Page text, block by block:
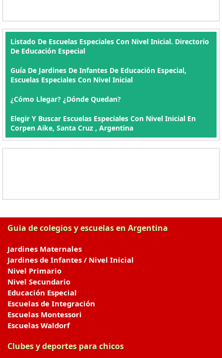
Listado De Escuelas Especiales Con Nivel Inicial. Directorio
De Educación Especial
Guía De Jardines De Infantes De Educación Especial,
Escuelas Especiales Con Nivel Inicial
¿Cómo Llegar? ¿Dónde Quedan?
Elegir Y Buscar Escuelas Especiales Con Nivel Inicial En
Corpen Aike, Santa Cruz , Argentina
Guia de colegios y escuelas en Argentina
Jardines Maternales
Jardines de Infantes / Nivel Inicial
Nivel Primario
Nivel Secundario
Educación Especial
Escuelas de Integración
Escuelas Montessori
Escuelas Waldorf
Clubes y deportes para chicos